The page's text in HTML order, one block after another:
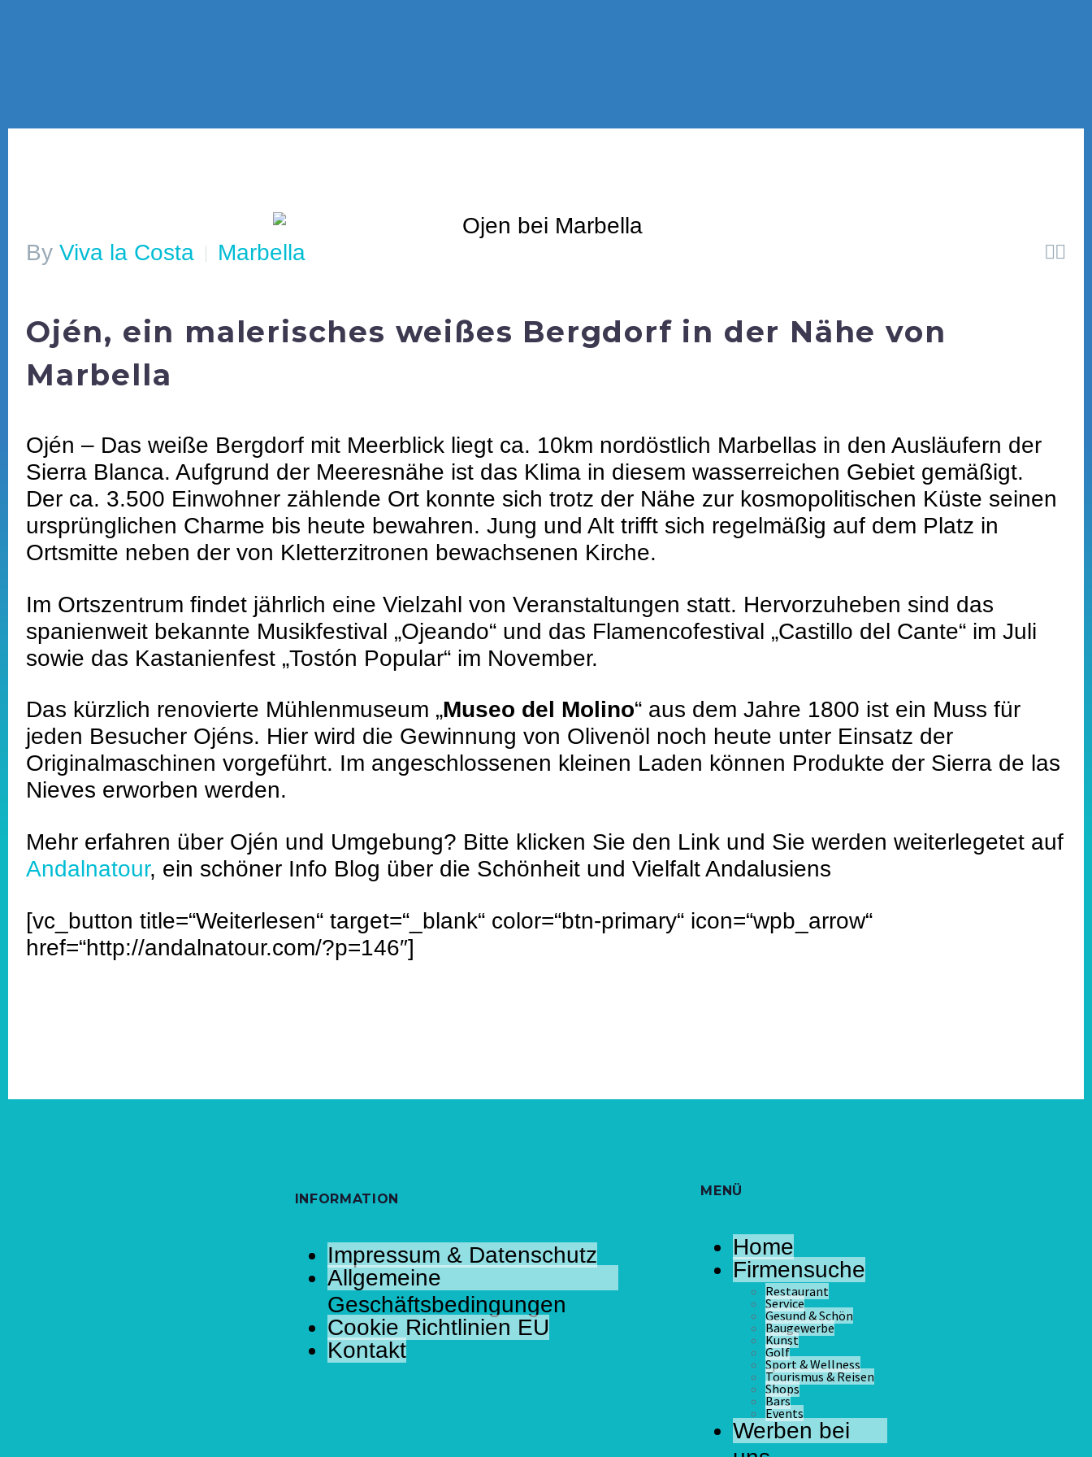

By Viva la Costa Marbella
Ojén, ein malerisches weißes Bergdorf in der Nähe von
Marbella
Ojén – Das weiße Bergdorf mit Meerblick liegt ca. 10km nordöstlich Marbellas in den Ausläufern der
Sierra Blanca. Aufgrund der Meeresnähe ist das Klima in diesem wasserreichen Gebiet gemäßigt.
Der ca. 3.500 Einwohner zählende Ort konnte sich trotz der Nähe zur kosmopolitischen Küste seinen
ursprünglichen Charme bis heute bewahren. Jung und Alt trifft sich regelmäßig auf dem Platz in
Ortsmitte neben der von Kletterzitronen bewachsenen Kirche.
Im Ortszentrum findet jährlich eine Vielzahl von Veranstaltungen statt. Hervorzuheben sind das
spanienweit bekannte Musikfestival „Ojeando“ und das Flamencofestival „Castillo del Cante“ im Juli
sowie das Kastanienfest „Tostón Popular“ im November.
Das kürzlich renovierte Mühlenmuseum „Museo del Molino“ aus dem Jahre 1800 ist ein Muss für
jeden Besucher Ojéns. Hier wird die Gewinnung von Olivenöl noch heute unter Einsatz der
Originalmaschinen vorgeführt. Im angeschlossenen kleinen Laden können Produkte der Sierra de las
Nieves erworben werden.
Mehr erfahren über Ojén und Umgebung? Bitte klicken Sie den Link und Sie werden weiterlegetet auf
Andalnatour, ein schöner Info Blog über die Schönheit und Vielfalt Andalusiens
[vc_button title=“Weiterlesen“ target=“_blank“ color=“btn-primary“ icon=“wpb_arrow“
href=“http://andalnatour.com/?p=146″]
INFORMATION
Impressum & Datenschutz
Allgemeine
Geschäftsbedingungen
Cookie Richtlinien EU
Kontakt
MENÜ
Home
Firmensuche
Restaurant
Service
Gesund & Schön
Baugewerbe
Kunst
Golf
Sport & Wellness
Tourismus & Reisen
Shops
Bars
Events
Werben bei